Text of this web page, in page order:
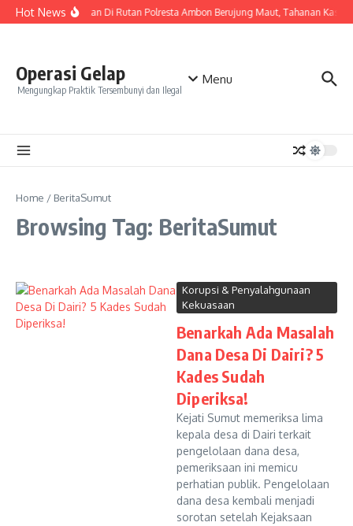
Skip to content
Hot NewsKeributan Di Rutan Polresta Ambon Berujung Maut, Tahanan Kasus
Operasi Gelap
Mengungkap Praktik Tersembunyi dan Ilegal
Menu
Home / BeritaSumut
Browsing Tag: BeritaSumut
Korupsi & Penyalahgunaan
Kekuasaan
Benarkah Ada Masalah
Dana Desa Di Dairi? 5
Kades Sudah
Diperiksa!
Kejati Sumut memeriksa lima
kepala desa di Dairi terkait
pengelolaan dana desa,
pemeriksaan ini memicu
perhatian publik. Pengelolaan
dana desa kembali menjadi
sorotan setelah Kejaksaan